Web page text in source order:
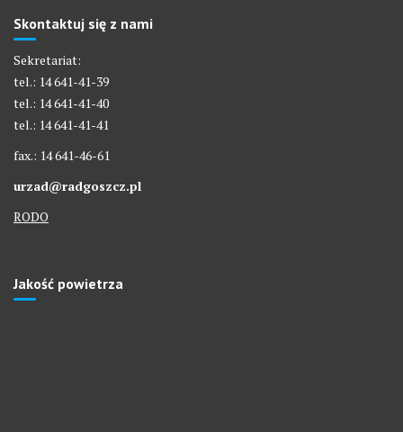
Skontaktuj się z nami
Sekretariat:
tel.: 14 641-41-39
tel.: 14 641-41-40
tel.: 14 641-41-41
fax.: 14 641-46-61
urzad@radgoszcz.pl
RODO
Jakość powietrza